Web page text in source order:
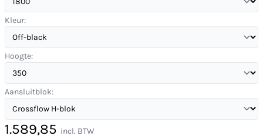
Kleur:
Hoogte:
Aansluitblok:
1.589,85 incl. BTW